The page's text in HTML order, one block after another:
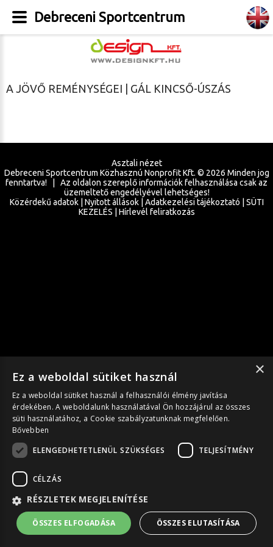
A JÖVŐ REMÉNYSÉGEI | GÁL KINCSŐ-ÚSZÁS
Asztali nézet
Debreceni Sportcentrum Közhasznú Nonprofit Kft. © 2026 Minden jog
fenntartva! | Az oldalon szereplő információk felhasználása csak az
üzemeltető engedélyével lehetséges!
Közérdekű adatok| Nyitott állások| Adatkezelési tájékoztató
SÜTI
KEZELÉS
Hírlevél feliratkozás
Debreceni Sportcentrum
×
Ez a weboldal sütiket használ
Ez a weboldal sütiket használ a felhasználói élmény javítása
érdekében. A weboldalunk használatával Ön hozzájárul az összes
süti használatához, a Cookie szabályzatunknak megfelelően.
Bővebben
ELENGEDHETETLENÜL SZÜKSÉGES
TELJESÍTMÉNY
CÉLZÁS
RÉSZLETEK MEGJELENÍTÉSE
ÖSSZES ELFOGADÁSA ÖSSZES ELUTASÍTÁSA